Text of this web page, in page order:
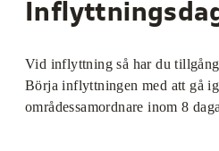
Vid inflyttning så har du
Börja inflyttningen med att gå
områdessamordnare inom 8